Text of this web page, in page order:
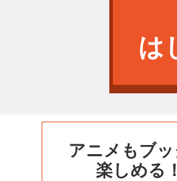
は
アニメもブ
楽しめる！